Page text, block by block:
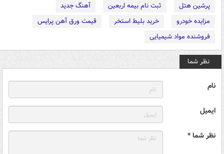
پرشین هتل
ثبت نام بیمه اربعین
آهنگ جدید
مزایده خودرو
خرید بلیط استخر
قیمت ورق آهن پرایس
فروشنده مواد شیمیایی
نظر شما
نام
ایمیل
نظر شما *